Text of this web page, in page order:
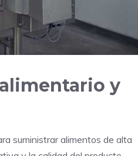
y
suministrar alimentos de alta